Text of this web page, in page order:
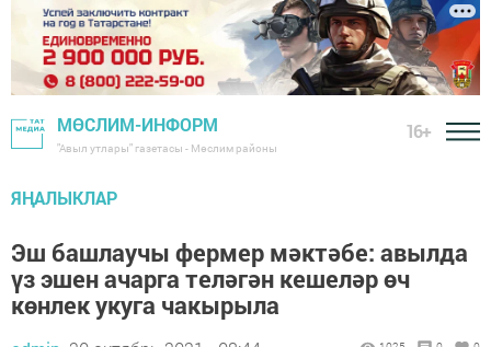
МӨСЛИМ-ИНФОРМ
"Авыл утлары" газетасы - Мөслим районы
16+
ЯҢАЛЫКЛАР
Эш башлаучы фермер мәктәбе: авылда
үз эшен ачарга теләгән кешеләр өч
көнлек укуга чакырыла